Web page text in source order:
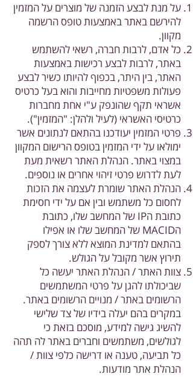
על מנת לבצע הזמנה של מוצרים על המזמין
להירשם באתר באמצעות טופס הרשמה
מקוון.
כל אדם, לרבות חברה, רשאי להשתמש
באתר, לרבות לבצע רכישות באמצעות
האתר, בין היתר, בכפוף להיותו כשיר לבצע
פעולות משפטיות מחייבות והוא בעל כרטיס
אשראי תקף שהונפק ע"י אחת מחברות
כרטיסי האשראי (לעיל ולהלן: "המזמין").
פרטי המזמין יעודכנו בהתאם לנתונים אשר
ימולאו על ידי המזמין בטופס הרישום המקוון
במצוי באתר. הנהלת האתר רשאית מעת
לעת לדרוש פרטי זיהוי אחרים או נוספים.
הנהלת האתר שומרת לעצמה את הזכות
לחסום כל משתמש ובין אם על ידי חסימת
כתובת הIP של המחשב שלו, כתובת
הMACID של המחשב שלו או אפילו
בהתאם למדינת המוצא ללא צורך לספק
תירוץ אשר מקובל על הגולש.
צוות האתר / הנהלת האתר יעשה כל
שביכולתו להגן על פרטי המשתמשים
הרשומים באתר / מנויים הרשומים באתר.
במקרים בהם יעלה בידיו של צד שלישי
להשיג גישה למידע, מוסכם בזאת כי
לגולשים, משתמשים וחברים באתר לה תהה
כל תביעה, טענה או דרישה כלפי צוות /
הנהלת אתר מודעות.